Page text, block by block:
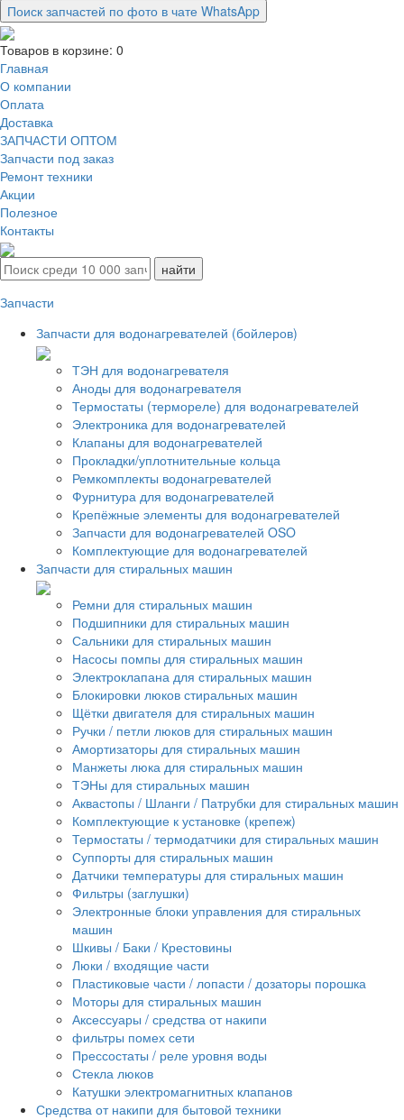
Поиск запчастей по фото в чате WhatsApp
Товаров в корзине: 0
Главная
О компании
Оплата
Доставка
ЗАПЧАСТИ ОПТОМ
Запчасти под заказ
Ремонт техники
Акции
Полезное
Контакты
Запчасти
Запчасти для водонагревателей (бойлеров)
ТЭН для водонагревателя
Аноды для водонагревателя
Термостаты (термореле) для водонагревателей
Электроника для водонагревателей
Клапаны для водонагревателей
Прокладки/уплотнительные кольца
Ремкомплекты водонагревателей
Фурнитура для водонагревателей
Крепёжные элементы для водонагревателей
Запчасти для водонагревателей OSO
Комплектующие для водонагревателей
Запчасти для стиральных машин
Ремни для стиральных машин
Подшипники для стиральных машин
Сальники для стиральных машин
Насосы помпы для стиральных машин
Электроклапана для стиральных машин
Блокировки люков стиральных машин
Щётки двигателя для стиральных машин
Ручки / петли люков для стиральных машин
Амортизаторы для стиральных машин
Манжеты люка для стиральных машин
ТЭНы для стиральных машин
Аквастопы / Шланги / Патрубки для стиральных машин
Комплектующие к установке (крепеж)
Термостаты / термодатчики для стиральных машин
Суппорты для стиральных машин
Датчики температуры для стиральных машин
Фильтры (заглушки)
Электронные блоки управления для стиральных
машин
Шкивы / Баки / Крестовины
Люки / входящие части
Пластиковые части / лопасти / дозаторы порошка
Моторы для стиральных машин
Аксессуары / средства от накипи
фильтры помех сети
Прессостаты / реле уровня воды
Стекла люков
Катушки электромагнитных клапанов
Средства от накипи для бытовой техники